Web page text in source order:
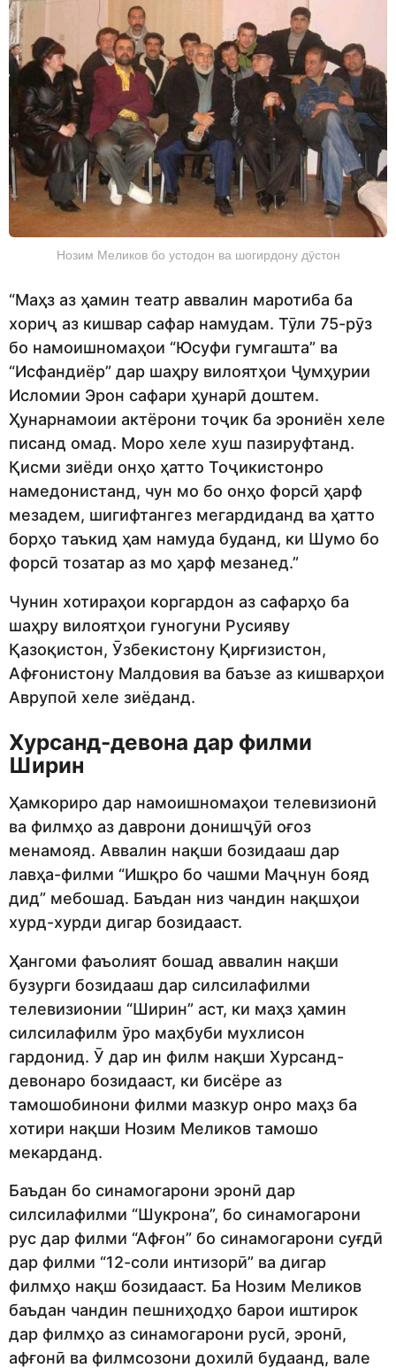
Нозим Меликов бо устодон ва шогирдону дӯстон
“Маҳз аз ҳамин театр аввалин маротиба ба
хориҷ аз кишвар сафар намудам. Тӯли 75-рӯз
бо намоишномаҳои “Юсуфи гумгашта” ва
“Исфандиёр” дар шаҳру вилоятҳои Ҷумҳурии
Исломии Эрон сафари ҳунарӣ доштем.
Ҳунарнамоии актёрони тоҷик ба эрониён хеле
писанд омад. Моро хеле хуш пазируфтанд.
Қисми зиёди онҳо ҳатто Тоҷикистонро
намедонистанд, чун мо бо онҳо форсӣ ҳарф
мезадем, шигифтангез мегардиданд ва ҳатто
борҳо таъкид ҳам намуда буданд, ки Шумо бо
форсӣ тозатар аз мо ҳарф мезанед.”
Чунин хотираҳои коргардон аз сафарҳо ба
шаҳру вилоятҳои гуногуни Русияву
Қазоқистон, Ӯзбекистону Қирғизистон,
Афғонистону Малдовия ва баъзе аз кишварҳои
Аврупоӣ хеле зиёданд.
Хурсанд-девона дар филми
Ширин
Ҳамкориро дар намоишномаҳои телевизионӣ
ва филмҳо аз даврони донишҷӯӣ оғоз
менамояд. Аввалин нақши бозидааш дар
лавҳа-филми “Ишқро бо чашми Маҷнун бояд
дид” мебошад. Баъдан низ чандин нақшҳои
хурд-хурди дигар бозидааст.
Ҳангоми фаъолият бошад аввалин нақши
бузурги бозидааш дар силсилафилми
телевизионии “Ширин” аст, ки маҳз ҳамин
силсилафилм ӯро маҳбуби мухлисон
гардонид. Ӯ дар ин филм нақши Хурсанд-
девонаро бозидааст, ки бисёре аз
тамошобинони филми мазкур онро маҳз ба
хотири нақши Нозим Меликов тамошо
мекарданд.
Баъдан бо синамогарони эронӣ дар
силсилафилми “Шукрона”, бо синамогарони
рус дар филми “Афғон” бо синамогарони суғдӣ
дар филми “12-соли интизорӣ” ва дигар
филмҳо нақш бозидааст. Ба Нозим Меликов
баъдан чандин пешниҳодҳо барои иштирок
дар филмҳо аз синамогарони русӣ, эронӣ,
афғонӣ ва филмсозони дохилӣ будаанд, вале